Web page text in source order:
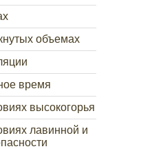
объемах
время
высокогорья
лавинной и